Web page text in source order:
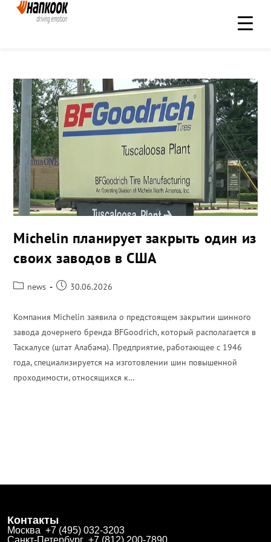
Michelin планирует закрыть один из
своих заводов в США
news 30.06.2026
Компания Michelin заявила о предстоящем закрытии шинного
завода дочернего бренда BFGoodrich, который располагается в
Таскалусе (штат Алабама). Предприятие, работающее с 1946
года, специализируется на изготовлении шин повышенной
проходимости, относящихся к…
Контакты
Москва +7 (495) 032-3203